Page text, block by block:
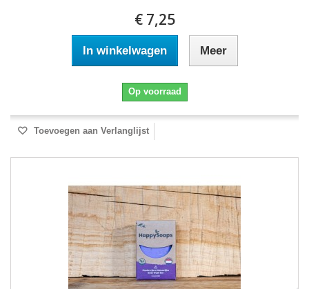
€ 7,25
In winkelwagen Meer
Op voorraad
Toevoegen aan Verlanglijst